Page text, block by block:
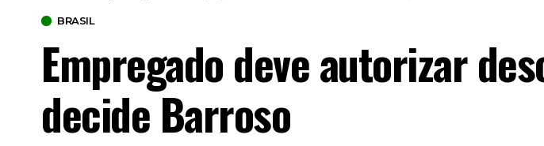
BRASIL
Empregado deve autorizar
decide Barroso